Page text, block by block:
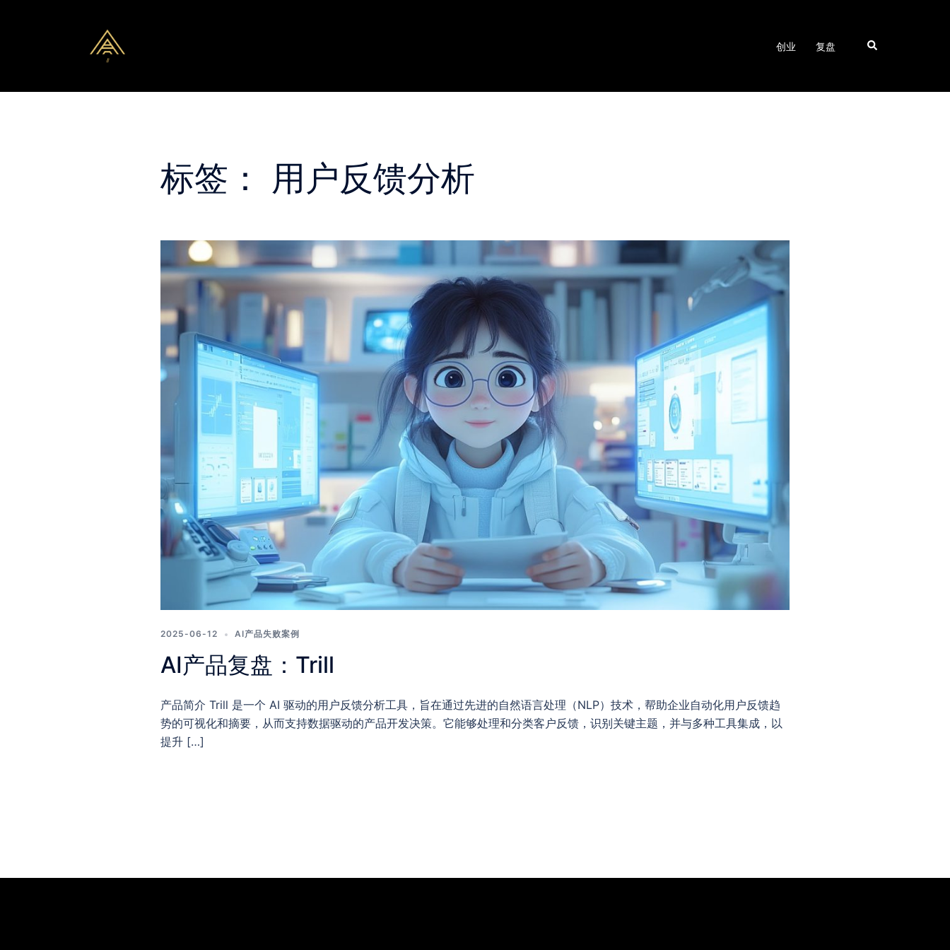
创业 复盘 Search
标签： 用户反馈分析
2025-06-12 AI产品失败案例
AI产品复盘：Trill
产品简介 Trill 是一个 AI 驱动的用户反馈分析工具，旨在通过先进的自然语言处理（NLP）技术，帮助企业自动化用户反馈趋
势的可视化和摘要，从而支持数据驱动的产品开发决策。它能够处理和分类客户反馈，识别关键主题，并与多种工具集成，以
提升 […]